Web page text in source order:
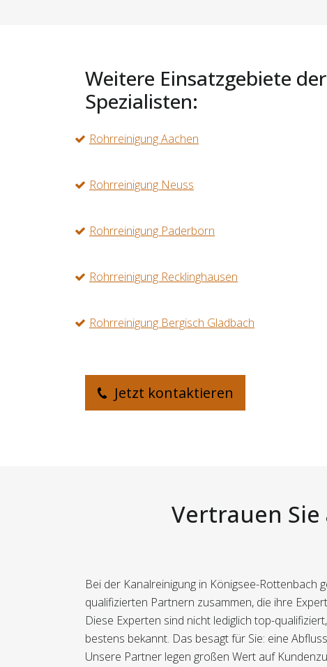
Weitere Einsatzgebiete
Spezialisten:
Rohrreinigung Aachen
Rohrreinigung Neuss
Rohrreinigung Paderborn
Rohrreinigung Recklinghausen
Rohrreinigung Bergisch Gladbach
Jetzt kontaktieren
Vertrauen
Bei der Kanalreinigung in Königsee-Rottenbach
qualifizierten Partnern zusammen, die ihre
Diese Experten sind nicht lediglich top-
bestens bekannt. Das besagt für Sie: eine
Unsere Partner legen großen Wert auf